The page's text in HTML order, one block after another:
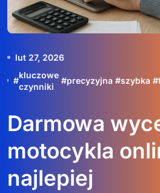
lut 27, 2026
#
kluczowe
czynniki
#precyzyjna #szybka #
Darmowa
motocykla
najlepiej